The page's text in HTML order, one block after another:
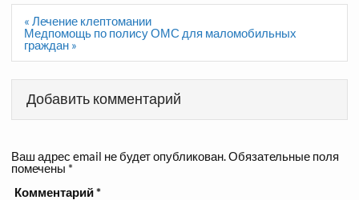
Навигация
по
записям
« Лечение клептомании
Медпомощь по полису ОМС для маломобильных
граждан »
Добавить комментарий
Ваш адрес email не будет опубликован.Обязательные поля
помечены *
Комментарий*